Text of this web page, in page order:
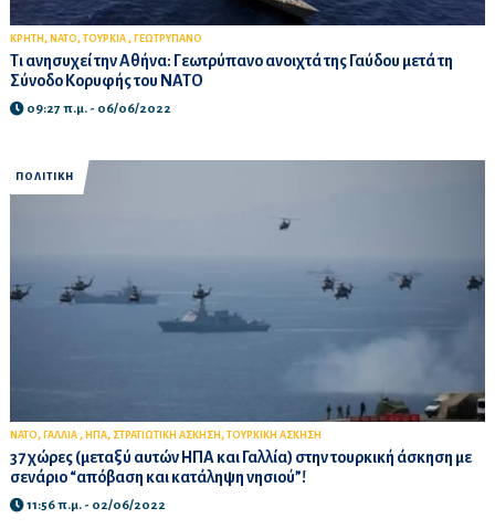
ΚΡΗΤΗ , ΝΑΤΟ, ΤΟΥΡΚΙΑ , ΓΕΩΤΡΥΠΑΝΟ
Τι ανησυχεί την Αθήνα: Γεωτρύπανο ανοιχτά της Γαύδου μετά τη
Σύνοδο Κορυφής του ΝΑΤΟ
09:27 π.μ. - 06/06/2022
ΠΟΛΙΤΙΚΗ
ΝΑΤΟ, ΓΑΛΛΙΑ , ΗΠΑ, ΣΤΡΑΤΙΩΤΙΚΗ ΑΣΚΗΣΗ , ΤΟΥΡΚΙΚΗ ΑΣΚΗΣΗ
37 χώρες (μεταξύ αυτών ΗΠΑ και Γαλλία) στην τουρκική άσκηση με
σενάριο “απόβαση και κατάληψη νησιού”!
11:56 π.μ. - 02/06/2022